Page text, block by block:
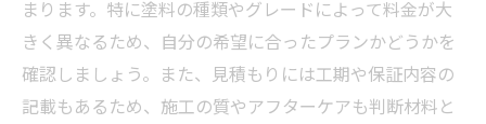
まります。特に塗料の種類やグレードによって料金が大
きく異なるため、自分の希望に合ったプランかどうかを
確認しましょう。また、見積もりには工期や保証内容の
記載もあるため、施工の質やアフターケアも判断材料と